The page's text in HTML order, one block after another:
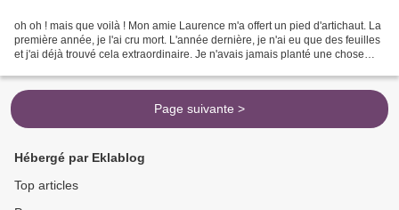
oh oh ! mais que voilà ! Mon amie Laurence m'a offert un pied d'artichaut. La
première année, je l'ai cru mort. L'année dernière, je n'ai eu que des feuilles
et j'ai déjà trouvé cela extraordinaire. Je n'avais jamais planté une chose
Page suivante >
Hébergé par Eklablog
Top articles